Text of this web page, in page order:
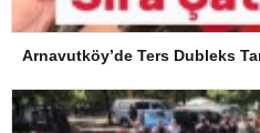
Arnavutköy’de Ters Dubleks